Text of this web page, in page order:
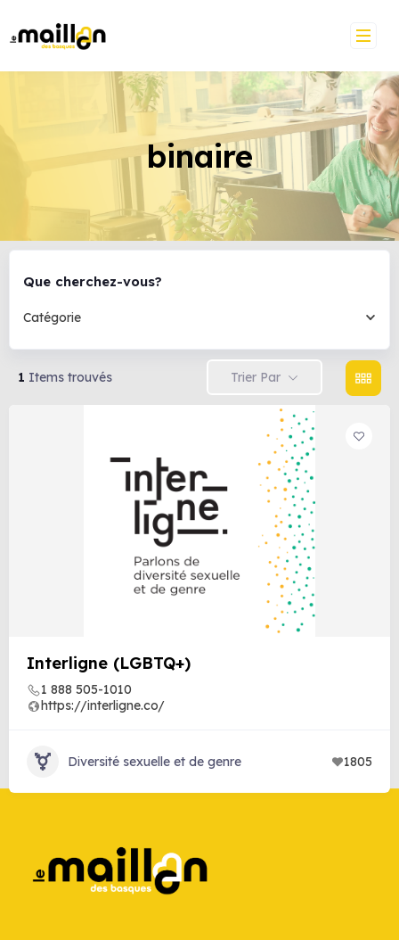
binaire
Que cherchez-vous?
Catégorie
1 Items trouvés Trier Par
Interligne (LGBTQ+)
1 888 505-1010
https://interligne.co/
Diversité sexuelle et de genre 1805